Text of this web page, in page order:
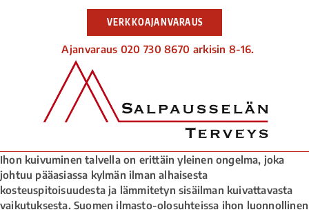
VERKKOAJANVARAUS
Ajanvaraus 020 730 8670 arkisin 8-16.
Ihon kuivuminen talvella on erittäin yleinen ongelma, joka
johtuu pääasiassa kylmän ilman alhaisesta
kosteuspitoisuudesta ja lämmitetyn sisäilman kuivattavasta
vaikutuksesta. Suomen ilmasto-olosuhteissa ihon luonnollinen